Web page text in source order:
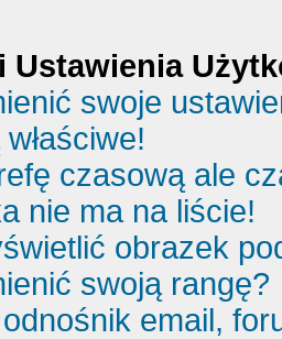
Ustawienia
swoje
czasową ale
nie ma na liście!
obrazek
swoją rangę?
email,